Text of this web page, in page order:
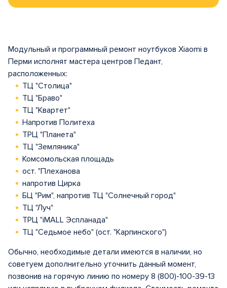
Модульный и программный ремонт ноутбуков Xiaomi в
Перми исполнят мастера центров Педант,
расположенных:
ТЦ "Столица"
ТЦ "Браво"
ТЦ "Квартет"
Напротив Политеха
ТРЦ "Планета"
ТЦ "Земляника"
Комсомольская площадь
ост. "Плеханова
напротив Цирка
БЦ "Рим", напротив ТЦ "Солнечный город"
ТЦ "Луч"
ТРЦ "iMALL Эспланада"
ТЦ "Седьмое небо" (ост. "Карпинского")
Обычно, необходимые детали имеются в наличии, но
советуем дополнительно уточнить данный момент,
позвонив на горячую линию по номеру 8 (800)-100-39-13